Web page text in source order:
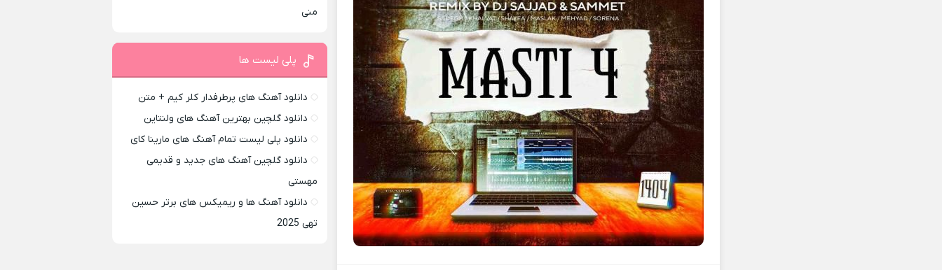
منی
پلی لیست ها
دانلود آهنگ های پرطرفدار کلر کیم + متن
دانلود گلچین بهترین آهنگ های ولنتاین
دانلود پلی لیست تمام آهنگ های مارینا کای
دانلود گلچین آهنگ های جدید و قدیمی
مهستی
دانلود آهنگ ها و ریمیکس های برتر حسین
تهی 2025